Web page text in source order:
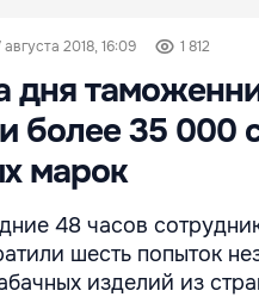
августа 2018, 16:09 1 812
дня
более 35 000
марок
48 часов
шесть попыток
изделий из